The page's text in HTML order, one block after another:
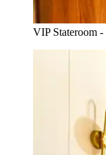
VIP Stateroom